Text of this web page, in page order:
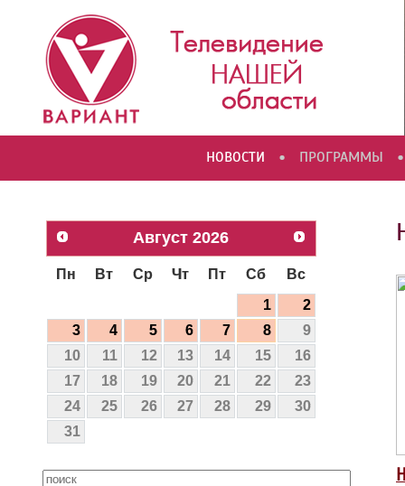
НОВОСТИ • ПРОГРАММЫ •
Август 2026
Пн Вт Ср Чт Пт Сб Вс
1
2
3
4 5 6 7 8
9
10
11 12 13 14 15
16
17
18 19 20 21 22
23
24
25 26 27 28 29
30
31